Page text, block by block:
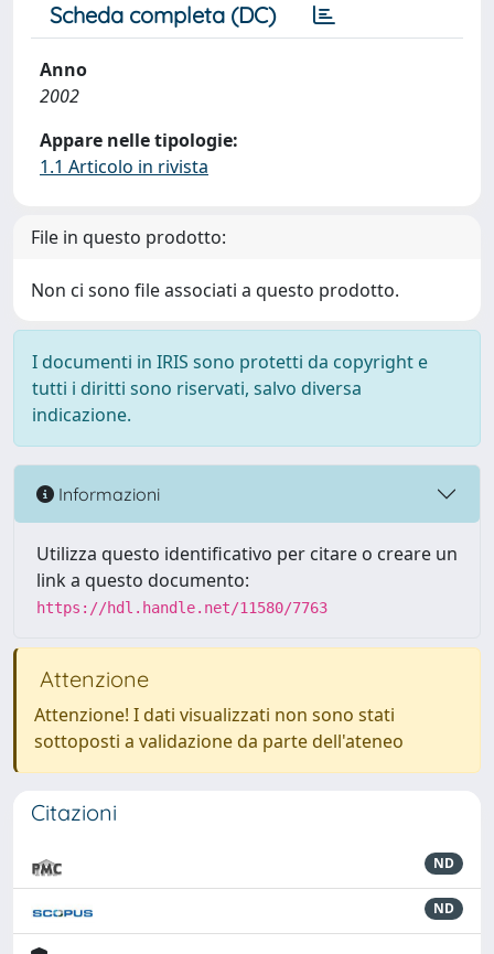
Scheda completa (DC)
Anno
2002
Appare nelle tipologie:
1.1 Articolo in rivista
File in questo prodotto:
Non ci sono file associati a questo prodotto.
I documenti in IRIS sono protetti da copyright e
tutti i diritti sono riservati, salvo diversa
indicazione.
Informazioni
Utilizza questo identificativo per citare o creare un
link a questo documento:
https://hdl.handle.net/11580/7763
Attenzione
Attenzione! I dati visualizzati non sono stati
sottoposti a validazione da parte dell'ateneo
Citazioni
ND
ND